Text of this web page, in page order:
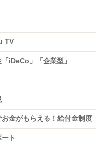
TV
iDeCo」「企業型」
お金がもらえる！給付金制度
ト